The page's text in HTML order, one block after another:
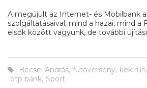
A megújult az Internet- és Mobilbank
szolgáltatásaival, mind a hazai, mind a
elsők között vagyunk, de további
Becsei András, futóverseny, kek run,
otp bank, Sport